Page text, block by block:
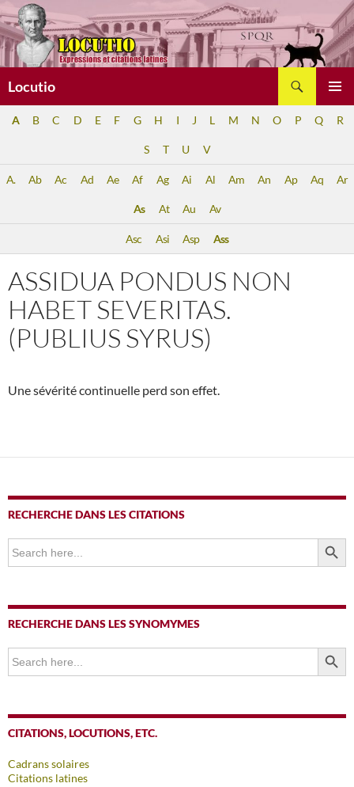
Aller
au
contenu
Locutio
A B C D E F G H I J L M N O P Q R
S T U V
A. Ab Ac Ad Ae Af Ag Ai Al Am An Ap Aq Ar
As At Au Av
Asc Asi Asp Ass
ASSIDUA PONDUS NON
HABET SEVERITAS.
(PUBLIUS SYRUS)
Une sévérité continuelle perd son effet.
RECHERCHE DANS LES CITATIONS
Search
for:
SEARCH
RECHERCHE DANS LES SYNOMYMES
Search
for:
SEARCH
CITATIONS, LOCUTIONS, ETC.
Cadrans solaires
Citations latines